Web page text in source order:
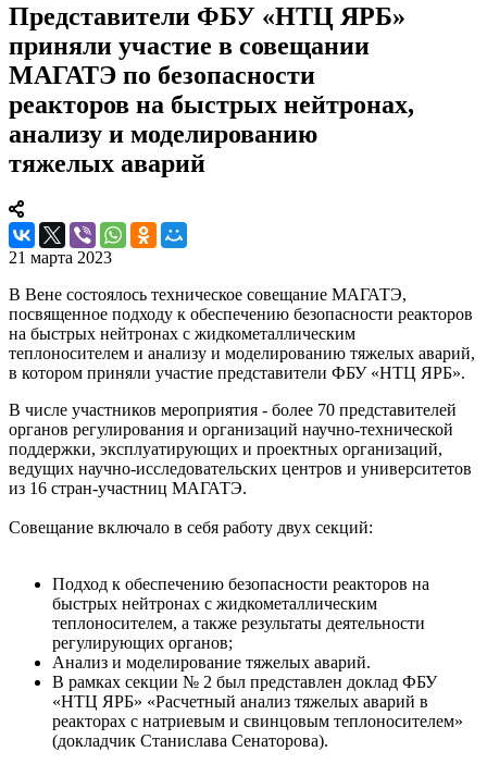
Представители ФБУ «НТЦ ЯРБ»
приняли участие в совещании
МАГАТЭ по безопасности
реакторов на быстрых нейтронах,
анализу и моделированию
тяжелых аварий
21 марта 2023
В Вене состоялось техническое совещание МАГАТЭ,
посвященное подходу к обеспечению безопасности реакторов
на быстрых нейтронах с жидкометаллическим
теплоносителем и анализу и моделированию тяжелых аварий,
в котором приняли участие представители ФБУ «НТЦ ЯРБ».
В числе участников мероприятия - более 70 представителей
органов регулирования и организаций научно-технической
поддержки, эксплуатирующих и проектных организаций,
ведущих научно-исследовательских центров и университетов
из 16 стран-участниц МАГАТЭ.
Совещание включало в себя работу двух секций:
Подход к обеспечению безопасности реакторов на
быстрых нейтронах с жидкометаллическим
теплоносителем, а также результаты деятельности
регулирующих органов;
Анализ и моделирование тяжелых аварий.
В рамках секции № 2 был представлен доклад ФБУ
«НТЦ ЯРБ» «Расчетный анализ тяжелых аварий в
реакторах с натриевым и свинцовым теплоносителем»
(докладчик Станислава Сенаторова).